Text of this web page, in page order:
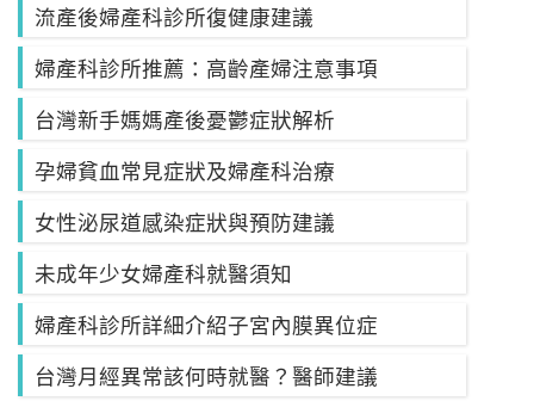
流產後婦產科診所復健康建議
婦產科診所推薦：高齡產婦注意事項
台灣新手媽媽產後憂鬱症狀解析
孕婦貧血常見症狀及婦產科治療
女性泌尿道感染症狀與預防建議
未成年少女婦產科就醫須知
婦產科診所詳細介紹子宮內膜異位症
台灣月經異常該何時就醫？醫師建議